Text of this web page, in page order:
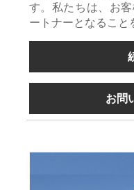
す。私たちは、お
ートナーとなること
お問